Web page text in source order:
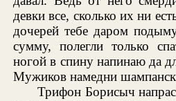
девки все, сколько их ни
дочерей тебе даром
сумму, полегли только
ногой в спину напинаю да
Мужиков намедни
Трифон Борисыч